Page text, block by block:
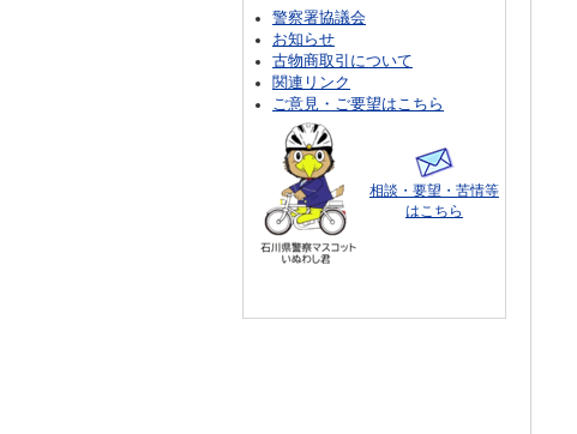
警察署協議会
お知らせ
古物商取引について
関連リンク
ご意見・ご要望はこちら
相談・要望・苦情等
はこちら